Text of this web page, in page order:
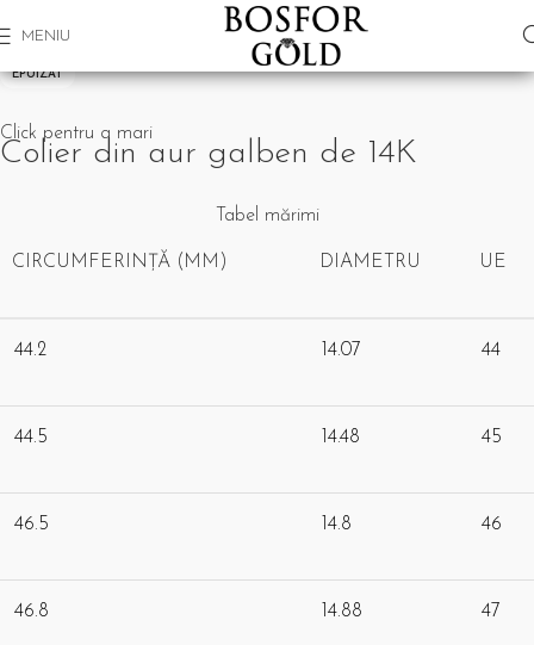
MENIU
EPUIZAT
Click pentru a mari
Colier din aur galben de 14K
Tabel mărimi
CIRCUMFERINȚĂ (MM) DIAMETRU UE
44.2 14.07 44
44.5 14.48 45
46.5 14.8 46
46.8 14.88 47